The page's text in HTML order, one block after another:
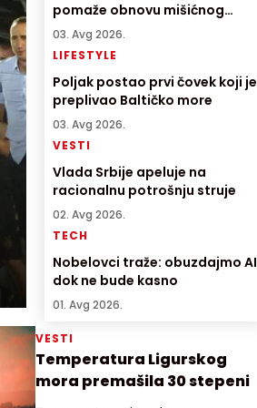
pomaže obnovu mišićnog
tkiva
03. Avg 2026.
LIFESTYLE
Poljak postao prvi čovek koji je
preplivao Baltičko more
03. Avg 2026.
VESTI
Vlada Srbije apeluje na
racionalnu potrošnju struje
02. Avg 2026.
TECH
Nobelovci traže: obuzdajmo AI
dok ne bude kasno
01. Avg 2026.
VESTI
Temperatura Ligurskog
mora premašila 30 stepeni